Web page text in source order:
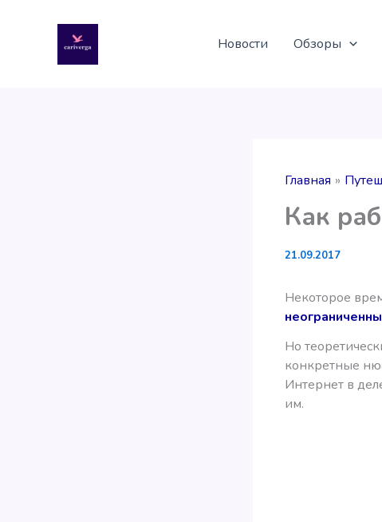
содержимому
Новости Обзоры
Главная
Как
21.09.2017
Некоторое
Но
конкретные
Интернет в
им.